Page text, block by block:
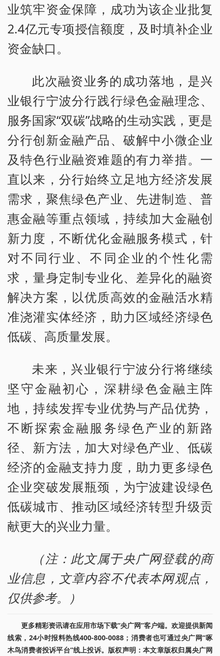
业筑牢资金保障，成功为该企业批复
2.4亿元专项授信额度，及时填补企业
资金缺口。
此次融资业务的成功落地，是兴
业银行宁波分行践行绿色金融理念、
服务国家“双碳”战略的生动实践，更是
分行创新金融产品、破解中小微企业
及特色行业融资难题的有力举措。一
直以来，分行始终立足地方经济发展
需求，聚焦绿色产业、先进制造、普
惠金融等重点领域，持续加大金融创
新力度，不断优化金融服务模式，针
对不同行业、不同企业的个性化需
求，量身定制专业化、差异化的融资
解决方案，以优质高效的金融活水精
准浇灌实体经济，助力区域经济绿色
低碳、高质量发展。
未来，兴业银行宁波分行将继续
坚守金融初心，深耕绿色金融主阵
地，持续发挥专业优势与产品优势，
不断探索金融服务绿色产业的新路
径、新方法，加大对绿色产业、低碳
经济的金融支持力度，助力更多绿色
企业突破发展瓶颈，为宁波建设绿色
低碳城市、推动区域经济转型升级贡
献更大的兴业力量。
（注：此文属于央广网登载的商
业信息，文章内容不代表本网观点，
仅供参考。）
更多精彩资讯请在应用市场下载“央广网”客户端。欢迎提供新闻
线索，24小时报料热线400-800-0088；消费者也可通过央广网“啄
木鸟消费者投诉平台”线上投诉。版权声明：本文章版权归属央广网